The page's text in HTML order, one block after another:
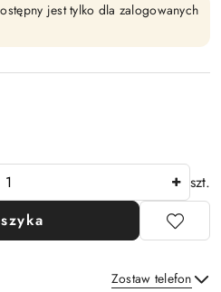
jest tylko dla zalogowanych
szt.
Zostaw telefon